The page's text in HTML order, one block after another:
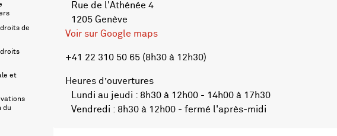
de
et
du
Rue de l'Athénée 4
1205 Genève
Voir sur Google maps
+41 22 310 50 65 (8h30 à 12h30)
Heures d’ouvertures
Lundi au jeudi : 8h30 à 12h00 - 14h00 à 17h30
Vendredi : 8h30 à 12h00 - fermé l'après-midi